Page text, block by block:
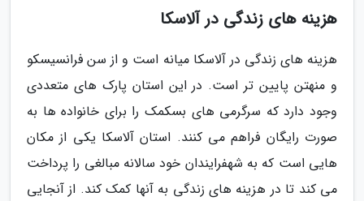
هزینه های زندگی در آلاسکا
هزینه های زندگی در آلاسکا میانه است و از سن فرانسیسکو
و منهتن پایین تر است. در این استان پارک های متعددی
وجود دارد که سرگرمی های بسکمک را برای خانواده ها به
صورت رایگان فراهم می کنند. استان آلاسکا یکی از مکان
هایی است که به شهفرایندان خود سالانه مبالغی را پرداخت
می کند تا در هزینه های زندگی به آنها کمک کند. از آنجایی